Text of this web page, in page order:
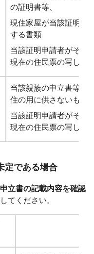
の証明書等、
現住家屋が当該証明申
する書類
当該証明申請者がその
現在の住民票の写し
当該親族の申立書等、
住の用に供さないもの
当該証明申請者がその
現在の住民票の写し
定である場合
申立書の記載内容を確認
てください。